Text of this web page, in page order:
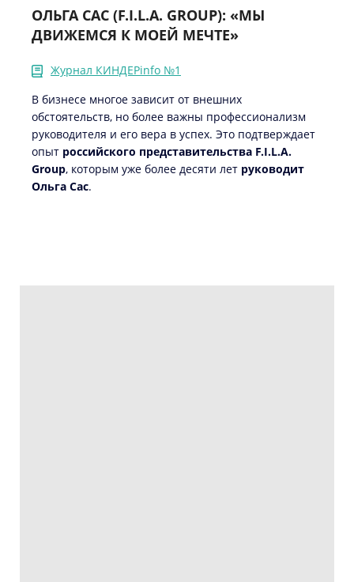
ОЛЬГА САС (F.I.L.A. GROUP): «МЫ
ДВИЖЕМСЯ К МОЕЙ МЕЧТЕ»
Журнал КИНДЕРinfo №1
В бизнесе многое зависит от внешних
обстоятельств, но более важны профессионализм
руководителя и его вера в успех. Это подтверждает
опыт российского представительства F.I.L.A.
Group, которым уже более десяти лет руководит
Ольга Сас.